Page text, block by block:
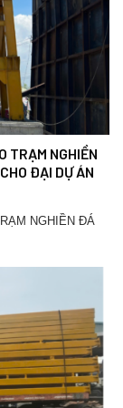
TRẠM NGHIỀN
ĐẠI DỰ ÁN
NGHIỀN ĐÁ